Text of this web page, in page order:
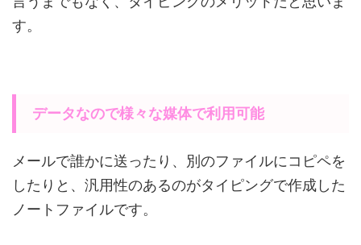
す。
データなので様々な媒体で利用可能
メールで誰かに送ったり、別のファイルにコピペを
したりと、汎用性のあるのがタイピングで作成した
ノートファイルです。